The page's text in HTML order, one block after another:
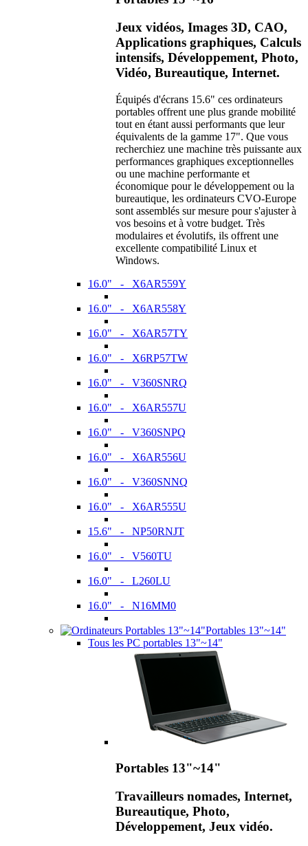
Jeux vidéos, Images 3D, CAO,
Applications graphiques, Calculs
intensifs, Développement, Photo,
Vidéo, Bureautique, Internet.
Équipés d'écrans 15.6" ces ordinateurs
portables offrent une plus grande mobilité
tout en étant aussi performants que leur
équivalents de la gamme 17". Que vous
recherchiez une machine très puissante aux
performances graphiques exceptionnelles
ou une machine performante et
économique pour le développement ou la
bureautique, les ordinateurs CVO-Europe
sont assemblés sur mesure pour s'ajuster à
vos besoins et à votre budget. Très
modulaires et évolutifs, ils offrent une
excellente compatibilité Linux et
Windows.
16.0" - X6AR559Y
16.0" - X6AR558Y
16.0" - X6AR57TY
16.0" - X6RP57TW
16.0" - V360SNRQ
16.0" - X6AR557U
16.0" - V360SNPQ
16.0" - X6AR556U
16.0" - V360SNNQ
16.0" - X6AR555U
15.6" - NP50RNJT
16.0" - V560TU
16.0" - L260LU
16.0" - N16MM0
Portables 13"~14"
Tous les PC portables 13"~14"
Portables 13"~14"
Travailleurs nomades, Internet,
Bureautique, Photo,
Développement, Jeux vidéo.